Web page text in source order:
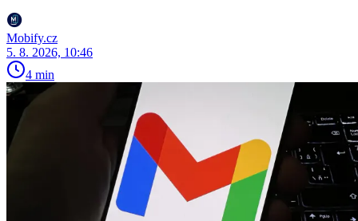
Mobify.cz
5. 8. 2026, 10:46
4 min